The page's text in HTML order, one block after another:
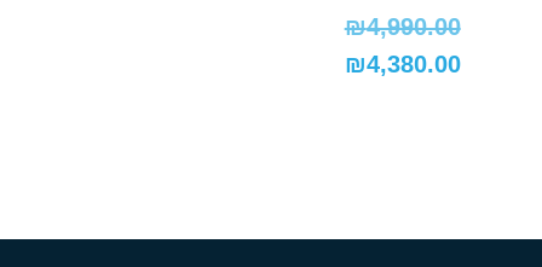
₪4,990.00
המחיר
המקורי₪4,380.00
המחיר